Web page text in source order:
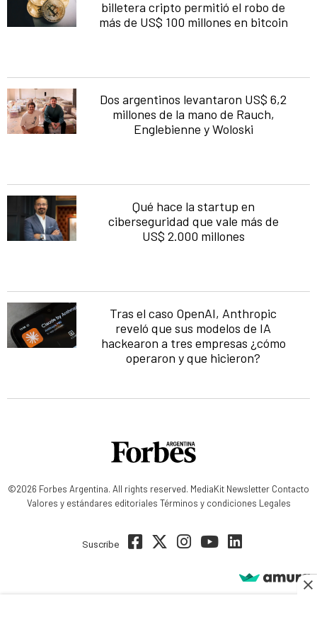
billetera cripto permitió el robo de
más de US$ 100 millones en bitcoin
Dos argentinos levantaron US$ 6,2
millones de la mano de Rauch,
Englebienne y Woloski
Qué hace la startup en
ciberseguridad que vale más de
US$ 2.000 millones
Tras el caso OpenAI, Anthropic
reveló que sus modelos de IA
hackearon a tres empresas ¿cómo
operaron y que hicieron?
©2026 Forbes Argentina. All rights reserved. MediaKit Newsletter Contacto
Valores y estándares editoriales Términos y condiciones Legales
Suscribe